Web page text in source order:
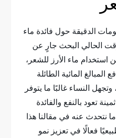
الدقيقة حول فائدة ماء
الحالي البحث جارٍ عن
استخدام ماء الأرز للشعر،
المبالغ المائية الطائلة
النساء غالبًا ما يتوفر
تعود بالنفع والفائدة
نتحدث عنه في مقالنا هذا
فعالًا في تعزيز نمو